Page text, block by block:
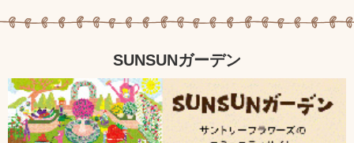
SUNSUNガーデン